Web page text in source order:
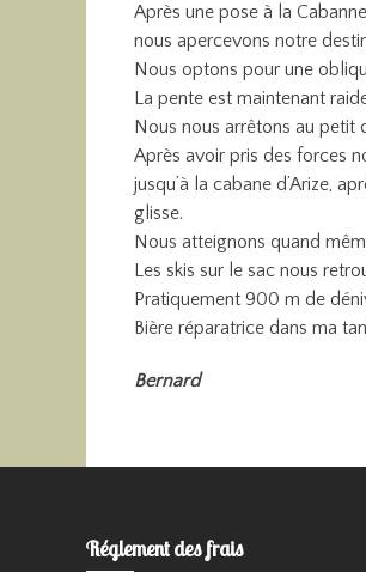
Après une pose à la
nous apercevons notre
Nous optons pour une
La pente est maintenant
Nous nous arrêtons au petit
Après avoir pris des forces
jusqu’à la cabane d’Arize,
glisse.
Nous atteignons quand
Les skis sur le sac nous
Pratiquement 900 m de
Bière réparatrice dans ma
Bernard
Réglement des frais